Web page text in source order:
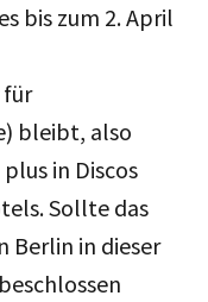
bis zum 2. April
für
bleibt, also
in Discos
Sollte das
Berlin in dieser